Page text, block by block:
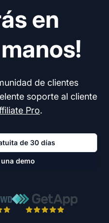
en
de clientes
soporte al cliente
Pro.
de 30 días
demo